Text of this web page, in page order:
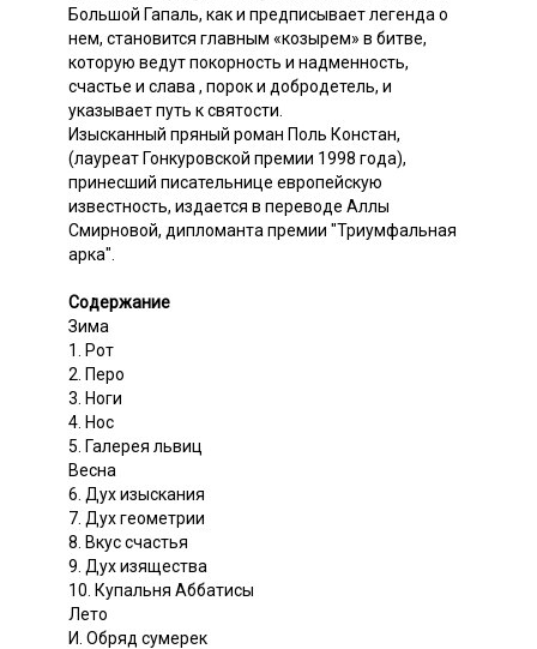
Большой Гапаль, как и предписывает легенда о
нем, становится главным «козырем» в битве,
которую ведут покорность и надменность,
счастье и слава , порок и добродетель, и
указывает путь к святости.
Изысканный пряный роман Поль Констан,
(лауреат Гонкуровской премии 1998 года),
принесший писательнице европейскую
известность, издается в переводе Аллы
Смирновой, дипломанта премии "Триумфальная
арка".
Содержание
Зима
1. Рот
2. Перо
3. Ноги
4. Нос
5. Галерея львиц
Весна
6. Дух изыскания
7. Дух геометрии
8. Вкус счастья
9. Дух изящества
10. Купальня Аббатисы
Лето
И. Обряд сумерек